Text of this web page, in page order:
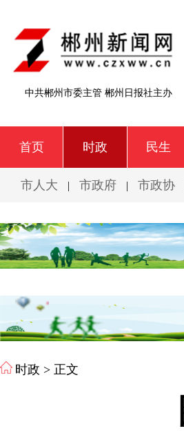
中共郴州市委主管 郴州日报社主办
首页 时政 民生
市人大 | 市政府 | 市政协
时政 > 正文